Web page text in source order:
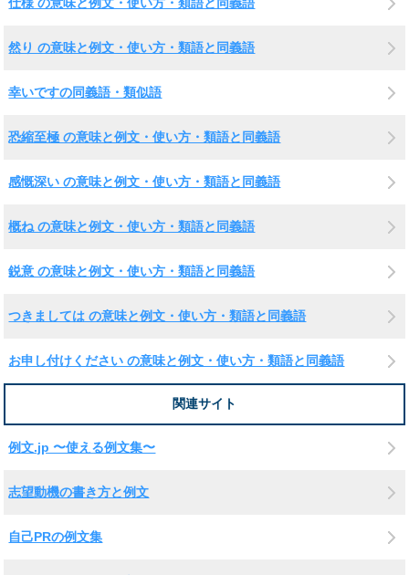
然り の意味と例文・使い方・類語と同義語
幸いですの同義語・類似語
恐縮至極 の意味と例文・使い方・類語と同義語
感慨深い の意味と例文・使い方・類語と同義語
概ね の意味と例文・使い方・類語と同義語
鋭意 の意味と例文・使い方・類語と同義語
つきましては の意味と例文・使い方・類語と同義語
お申し付けください の意味と例文・使い方・類語と同義語
関連サイト
例文.jp 〜使える例文集〜
志望動機の書き方と例文
自己PRの例文集